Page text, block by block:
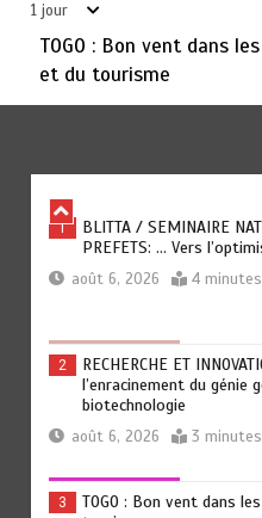
1 jour
TOGO : Bon vent dans
et du tourisme
1
BLITTA / SEMINAIRE
PREFETS: … Vers
août 6, 2026 4 minutes
2
RECHERCHE ET
l’enracinement du génie
biotechnologie
août 6, 2026 3 minutes
3
TOGO : Bon vent dans